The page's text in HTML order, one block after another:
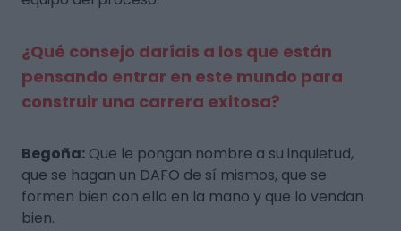
¿Qué consejo daríais a los que están
pensando entrar en este mundo para
construir una carrera exitosa?
Begoña: Que le pongan nombre a su inquietud,
que se hagan un DAFO de sí mismos, que se
formen bien con ello en la mano y que lo vendan
bien.